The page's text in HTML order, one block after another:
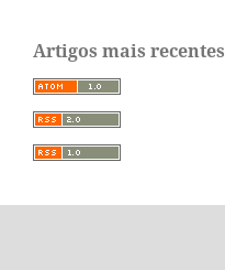
Artigos mais recentes